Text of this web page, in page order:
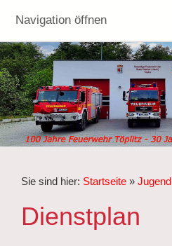
Navigation öffnen
Sie sind hier: Startseite » Jugend
Dienstplan